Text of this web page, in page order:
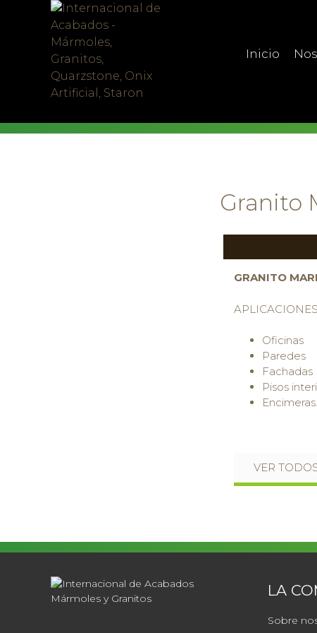
Inicio
Granito
GRANITO
APLICACIONES
Oficinas
Paredes
Fachadas
Pisos
Encimeras.
VER
LA
Sobre